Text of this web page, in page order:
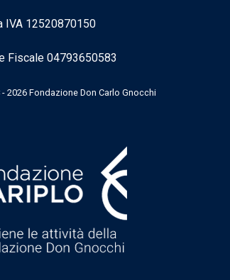
IVA 12520870150
Fiscale 04793650583
2026 Fondazione Don Carlo Gnocchi